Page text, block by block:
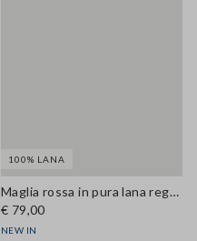
100% LANA
Maglia rossa in pura lana regular fit
€ 79,00
NEW IN